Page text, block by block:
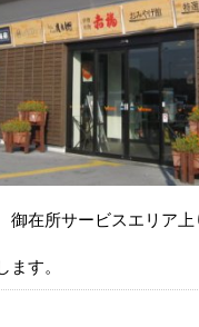
在所サービスエリア上
ます。